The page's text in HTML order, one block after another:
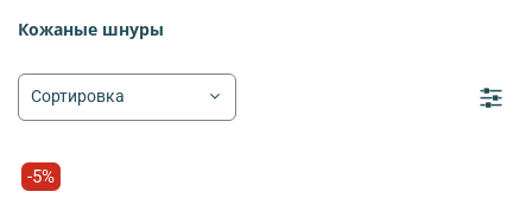
Кожаные шнуры
-5%